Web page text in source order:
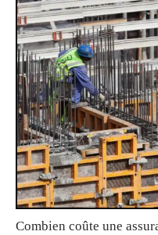
Combien coûte une